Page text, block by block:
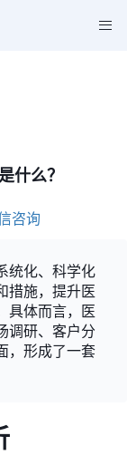
什么？
咨询
统化、科学化
措施，提升医
具体而言，医
调研、客户分
，形成了一套